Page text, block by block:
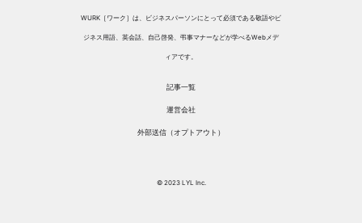
WURK［ワーク］は、ビジネスパーソンにとって必須である敬語やビ
ジネス用語、英会話、自己啓発、弔事マナーなどが学べるWebメデ
ィアです。
記事一覧
運営会社
外部送信（オプトアウト）
© 2023 LYL Inc.